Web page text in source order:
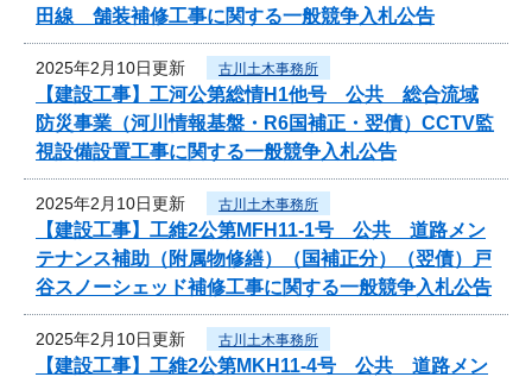
田線 舗装補修工事に関する一般競争入札公告
2025年2月10日更新 古川土木事務所
【建設工事】工河公第総情H1他号 公共 総合流域
防災事業（河川情報基盤・R6国補正・翌債）CCTV監
視設備設置工事に関する一般競争入札公告
2025年2月10日更新 古川土木事務所
【建設工事】工維2公第MFH11-1号 公共 道路メン
テナンス補助（附属物修繕）（国補正分）（翌債）戸
谷スノーシェッド補修工事に関する一般競争入札公告
2025年2月10日更新 古川土木事務所
【建設工事】工維2公第MKH11-4号 公共 道路メン